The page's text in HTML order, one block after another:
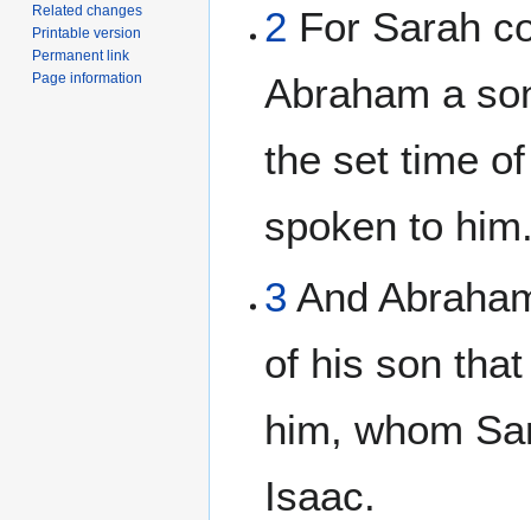
2 For Sarah
Abraham a
the set time
spoken to
3 And
of his son
him, whom
Isaac.
Related changes
Printable version
Permanent link
Page information